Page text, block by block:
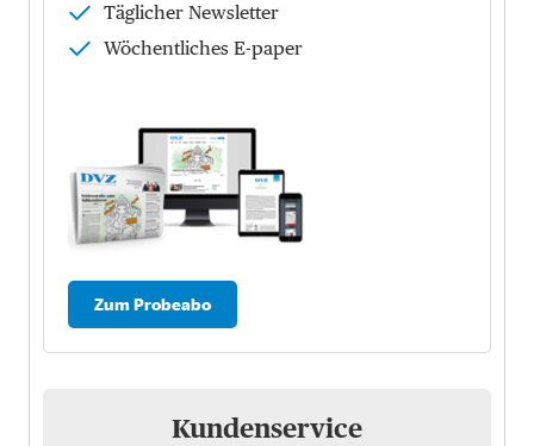
Täglicher Newsletter
Wöchentliches E-paper
Zum Probeabo
Kundenservice